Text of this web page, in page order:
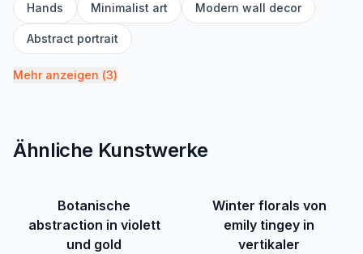
Hands Minimalist art Modern wall decor
Abstract portrait
Mehr anzeigen (3)
Ähnliche Kunstwerke
Botanische
abstraction in violett
und gold
Winter florals von
emily tingey in
vertikaler